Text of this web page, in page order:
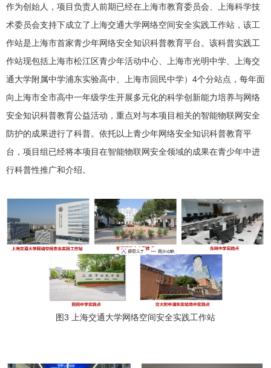
作为创始人，项目负责人前期已经在上海市教育委员会、上海科学技
术委员会支持下成立了上海交通大学网络空间安全实践工作站，该工
作站是上海市首家青少年网络安全知识科普教育平台。该科普实践工
作站现包括上海市松江区青少年活动中心、上海市光明中学、上海交
通大学附属中学浦东实验高中、上海市回民中学）4个分站点，每年面
向上海市全市高中一年级学生开展多元化的科学创新能力培养与网络
安全知识科普教育公益活动，重点对与本项目相关的智能物联网安全
防护的成果进行了科普。依托以上青少年网络安全知识科普教育平
台，项目组已经将本项目在智能物联网安全领域的成果在青少年中进
行科普性推广和介绍。
图3 上海交通大学网络空间安全实践工作站